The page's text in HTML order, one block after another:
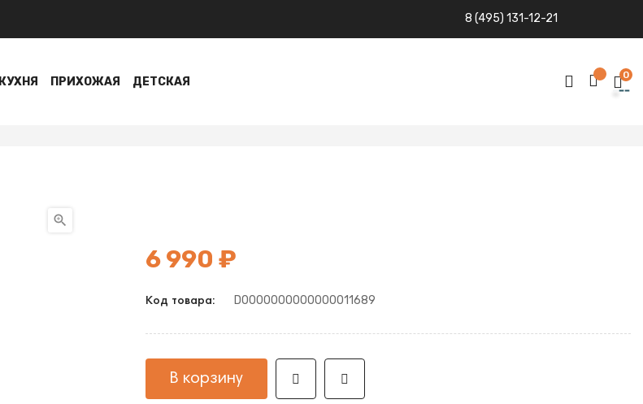
8 (495) 131-12-21
КУХНЯ ПРИХОЖАЯ ДЕТСКАЯ
0

6 990 ₽
Код товара: D0000000000000011689
В корзину